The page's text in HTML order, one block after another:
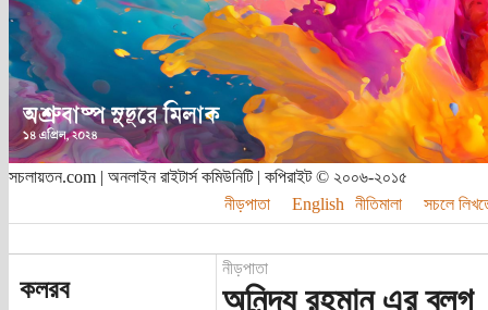
সচলায়তন.com | অনলাইন রাইটার্স কমিউনিটি | কপিরাইট © ২০০৬-২০১৫
নীড়পাতা
English নীতিমালা সচলে
কলরব
নীড়পাতা
অনিন্দ্য রহমান এর ব্লগ